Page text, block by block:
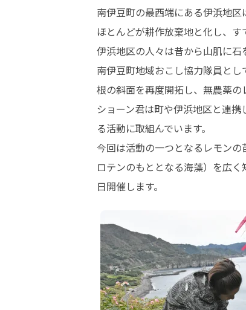
南伊豆町の最西端にある伊浜地
ほとんどが耕作放棄地と化し、す
伊浜地区の人々は昔から山肌に石
南伊豆町地域おこし協力隊員と
根の斜面を再度開拓し、無農薬の
ショーン君は町や伊浜地区と連
る活動に取組んでいます。
今回は活動の一つとなるレモン
ロテンのもととなる海藻）を広
日開催します。